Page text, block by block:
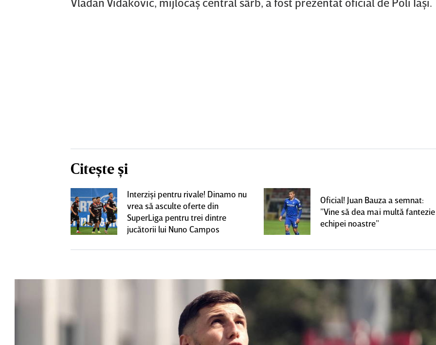
Citește și
Interzişi pentru rivale! Dinamo nu
vrea să asculte oferte din
SuperLiga pentru trei dintre
jucătorii lui Nuno Campos
Oficial! Juan Bauza a semnat:
”Vine să dea mai multă fantezie
echipei noastre”